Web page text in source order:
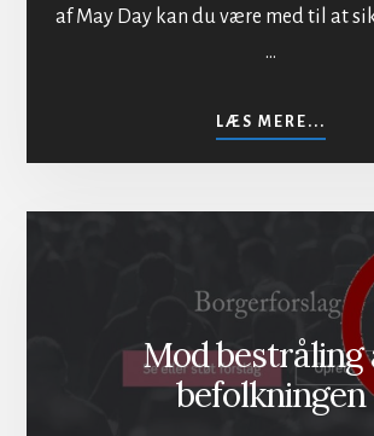
af May Day kan du være med til at
…
LÆS MERE...
I
Mod bestråling
befolkningen